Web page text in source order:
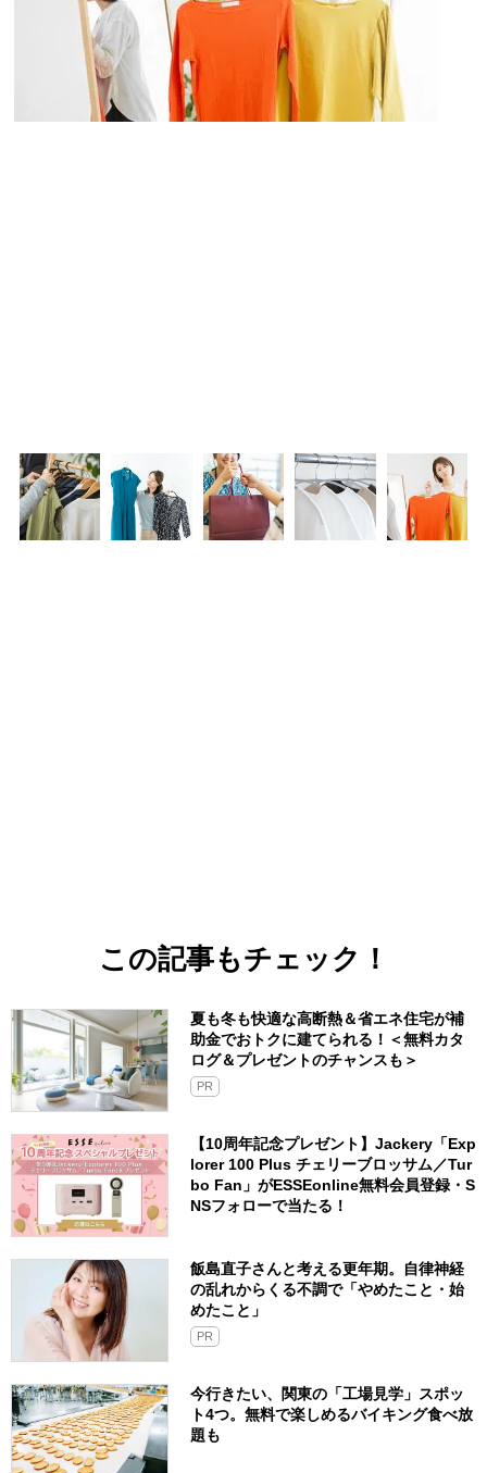
この記事もチェック！
夏も冬も快適な高断熱＆省エネ住宅が補
助金でおトクに建てられる！＜無料カタ
ログ＆プレゼントのチャンスも＞
PR
【10周年記念プレゼント】Jackery「Exp
lorer 100 Plus チェリーブロッサム／Tur
bo Fan」がESSEonline無料会員登録・S
NSフォローで当たる！
飯島直子さんと考える更年期。自律神経
の乱れからくる不調で「やめたこと・始
めたこと」
PR
今行きたい、関東の「工場見学」スポッ
ト4つ。無料で楽しめるバイキング食べ放
題も